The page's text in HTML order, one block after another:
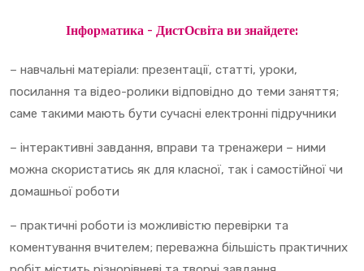
Інформатика – ДистОсвітави знайдете:
– навчальні матеріали: презентації, статті, уроки,
посилання та відео-ролики відповідно до теми заняття;
саме такими мають бути сучасні електронні підручники
– інтерактивні завдання, вправи та тренажери – ними
можна скористатись як для класної, так і самостійної чи
домашньої роботи
– практичні роботи із можливістю перевірки та
коментування вчителем; переважна більшість практичних